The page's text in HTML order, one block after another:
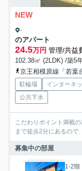
NEW
-
のアパート
24.5万円 管理/共益
102.38㎡ (2LDK) /築5
京王相模原線「若葉
駐輪場 インターネ
公共下水
こだわりポイント満載
まで徒歩2分にあるので
募集中の部屋
1-2階